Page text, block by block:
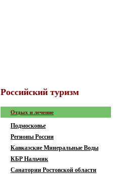
Рoccийcкий туризм
Отдых и лечение
Подмосковье
Регионы России
Кавказские Минеральные Воды
КБР Нальчик
Санатории Ростовской области